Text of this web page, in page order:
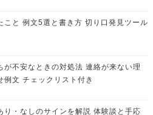
こと 例文5選と書き方 切り口発見ツール
が不安なときの対処法 連絡が来ない理
例文 チェックリスト付き
り・なしのサインを解説 体験談と手応